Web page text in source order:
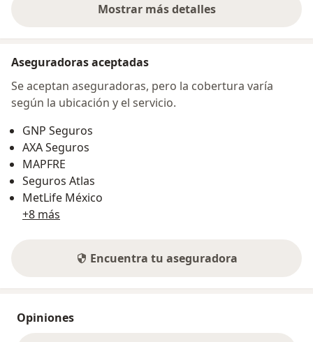
Mostrar más detalles
sobre la dirección
Aseguradoras aceptadas
Se aceptan aseguradoras, pero la cobertura varía
según la ubicación y el servicio.
GNP Seguros
AXA Seguros
MAPFRE
Seguros Atlas
MetLife México
+8 más
Encuentra tu aseguradora
Opiniones